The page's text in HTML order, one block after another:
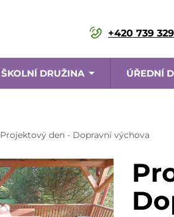
+420 739
ŠKOLNÍ DRUŽINA ÚŘEDNÍ
Projektový den - Dopravní výchova